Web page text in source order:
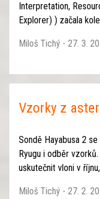
Interpretation,
Explorer) ) začala
Miloš Tichý - 27. 3.
Vzorky z
Sondě Hayabusa 2
Ryugu i odběr
uskutečnit vloni v
Miloš Tichý - 27. 2.